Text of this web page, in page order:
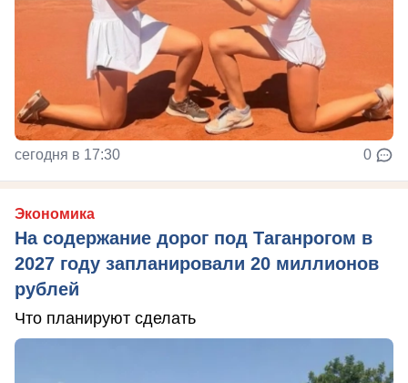
сегодня в 17:30 0
Экономика
На содержание дорог под Таганрогом в
2027 году запланировали 20 миллионов
рублей
Что планируют сделать